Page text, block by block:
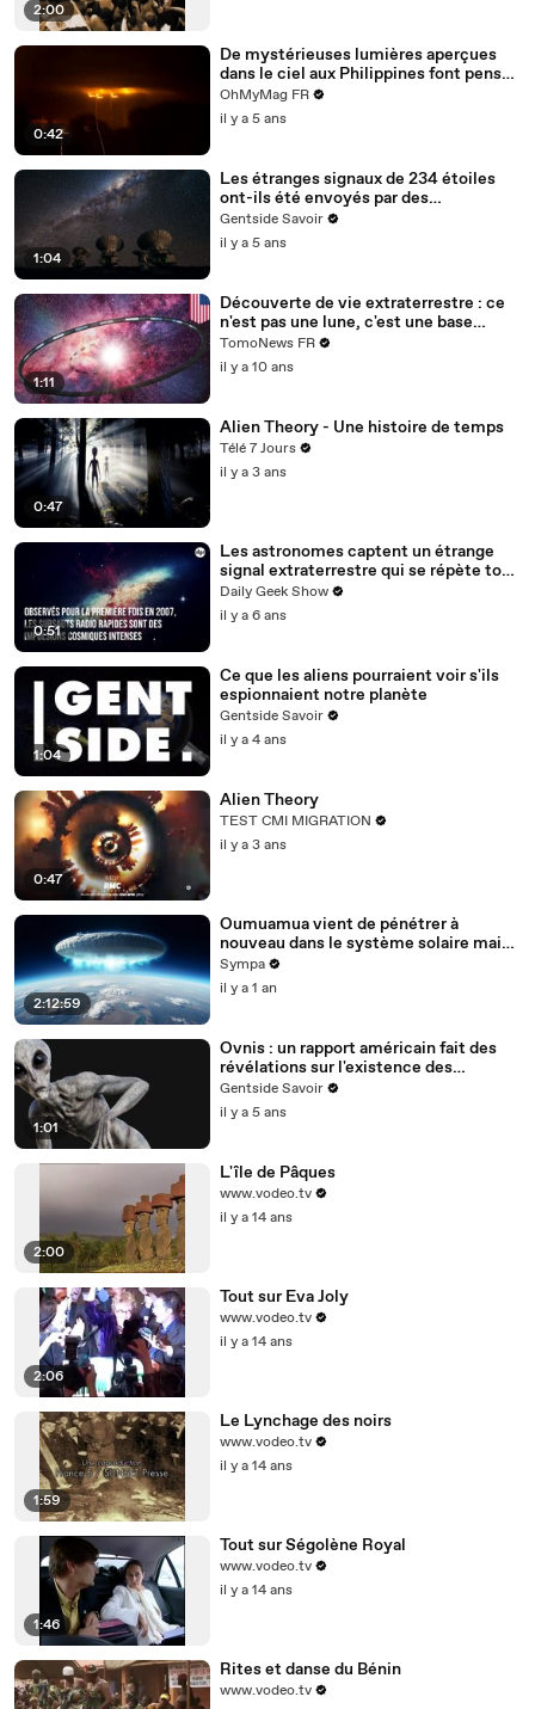
2:00
0:42
De mystérieuses lumières aperçues
dans le ciel aux Philippines font penser
à un immense vaisseau extraterrestre
OhMyMag FR
il y a 5 ans
1:04
Les étranges signaux de 234 étoiles
ont-ils été envoyés par des
extraterrestres ?
Gentside Savoir
il y a 5 ans
1:11
Découverte de vie extraterrestre : ce
n'est pas une lune, c'est une base
sidérale!
TomoNews FR
il y a 10 ans
0:47
Alien Theory - Une histoire de temps
Télé 7 Jours
il y a 3 ans
0:51
Les astronomes captent un étrange
signal extraterrestre qui se répète tous
les 157 jours
Daily Geek Show
il y a 6 ans
1:04
Ce que les aliens pourraient voir s'ils
espionnaient notre planète
Gentside Savoir
il y a 4 ans
0:47
Alien Theory
TEST CMI MIGRATION
il y a 3 ans
2:12:59
Oumuamua vient de pénétrer à
nouveau dans le système solaire mais
pas seul
Sympa
il y a 1 an
1:01
Ovnis : un rapport américain fait des
révélations sur l'existence des
extraterrestres
Gentside Savoir
il y a 5 ans
2:00
L'île de Pâques
www.vodeo.tv
il y a 14 ans
2:06
Tout sur Eva Joly
www.vodeo.tv
il y a 14 ans
1:59
Le Lynchage des noirs
www.vodeo.tv
il y a 14 ans
1:46
Tout sur Ségolène Royal
www.vodeo.tv
il y a 14 ans
Rites et danse du Bénin
www.vodeo.tv